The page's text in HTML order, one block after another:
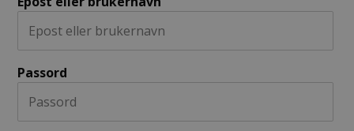
Passord